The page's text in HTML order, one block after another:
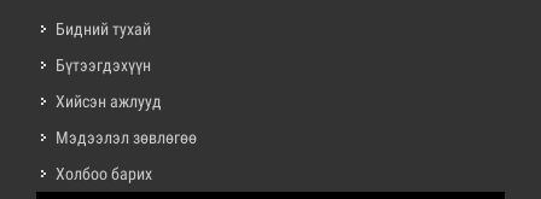
Бидний тухай
Бүтээгдэхүүн
Хийсэн ажлууд
Мэдээлэл зөвлөгөө
Холбоо барих